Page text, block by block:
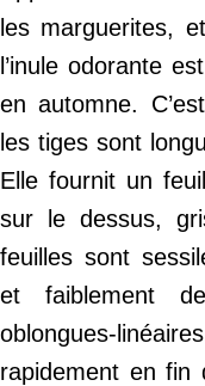
les marguerites,
l’inule odorante
en automne.
les tiges sont
Elle fournit un
sur le dessus,
feuilles sont
et faiblement
oblongues-
rapidement en fin